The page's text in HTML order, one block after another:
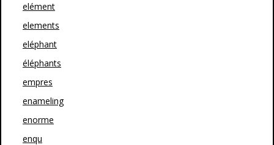
elément
elements
eléphant
éléphants
empres
enameling
enorme
enqu